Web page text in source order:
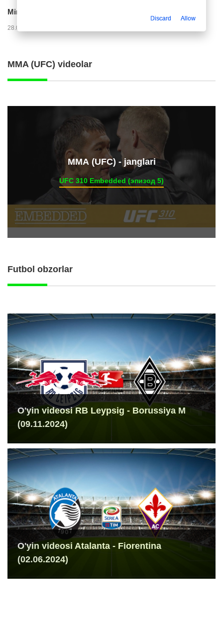
Mirko Yyelichich: "Birinchi bo'limni juda yomon...
28.07.2026 00:24
MMA (UFC) videolar
ММА (UFC) - janglari
UFC 310 Embedded (эпизод 5)
Futbol obzorlar
O'yin videosi RB Leypsig - Borussiya M
(09.11.2024)
O'yin videosi Atalanta - Fiorentina
(02.06.2024)
Discard Allow